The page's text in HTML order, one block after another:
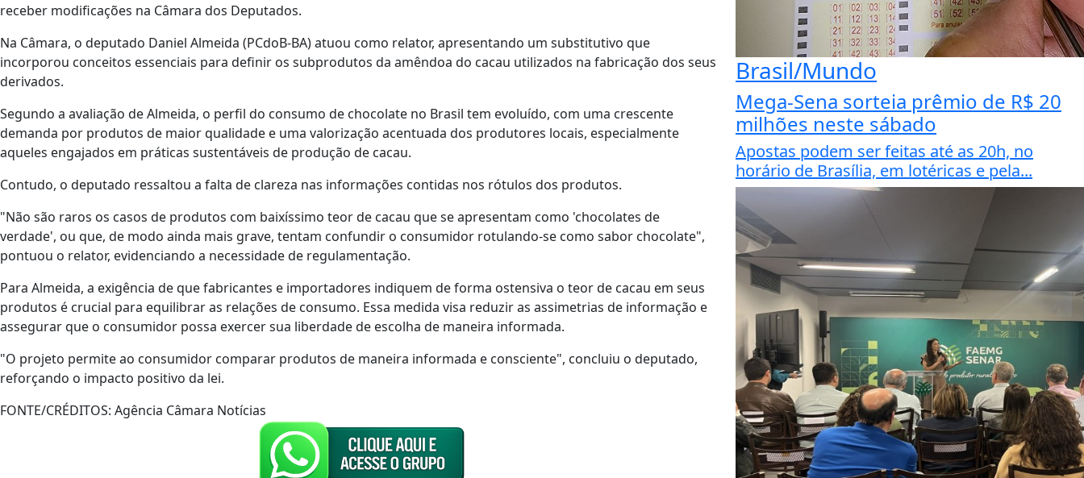
receber modificações na Câmara dos Deputados.
Na Câmara, o deputado Daniel Almeida (PCdoB-BA) atuou como relator, apresentando um substitutivo que
incorporou conceitos essenciais para definir os subprodutos da amêndoa do cacau utilizados na fabricação dos seus
derivados.
Segundo a avaliação de Almeida, o perfil do consumo de chocolate no Brasil tem evoluído, com uma crescente
demanda por produtos de maior qualidade e uma valorização acentuada dos produtores locais, especialmente
aqueles engajados em práticas sustentáveis de produção de cacau.
Contudo, o deputado ressaltou a falta de clareza nas informações contidas nos rótulos dos produtos.
"Não são raros os casos de produtos com baixíssimo teor de cacau que se apresentam como 'chocolates de
verdade', ou que, de modo ainda mais grave, tentam confundir o consumidor rotulando-se como sabor chocolate",
pontuou o relator, evidenciando a necessidade de regulamentação.
Para Almeida, a exigência de que fabricantes e importadores indiquem de forma ostensiva o teor de cacau em seus
produtos é crucial para equilibrar as relações de consumo. Essa medida visa reduzir as assimetrias de informação e
assegurar que o consumidor possa exercer sua liberdade de escolha de maneira informada.
"O projeto permite ao consumidor comparar produtos de maneira informada e consciente", concluiu o deputado,
reforçando o impacto positivo da lei.
FONTE/CRÉDITOS: Agência Câmara Notícias
Brasil/Mundo
Mega-Sena sorteia prêmio de R$ 20
milhões neste sábado
Apostas podem ser feitas até as 20h, no
horário de Brasília, em lotéricas e pela...